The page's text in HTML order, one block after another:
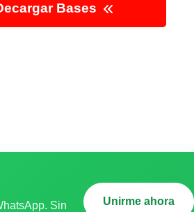
Bases
Sin
Unirme ahora